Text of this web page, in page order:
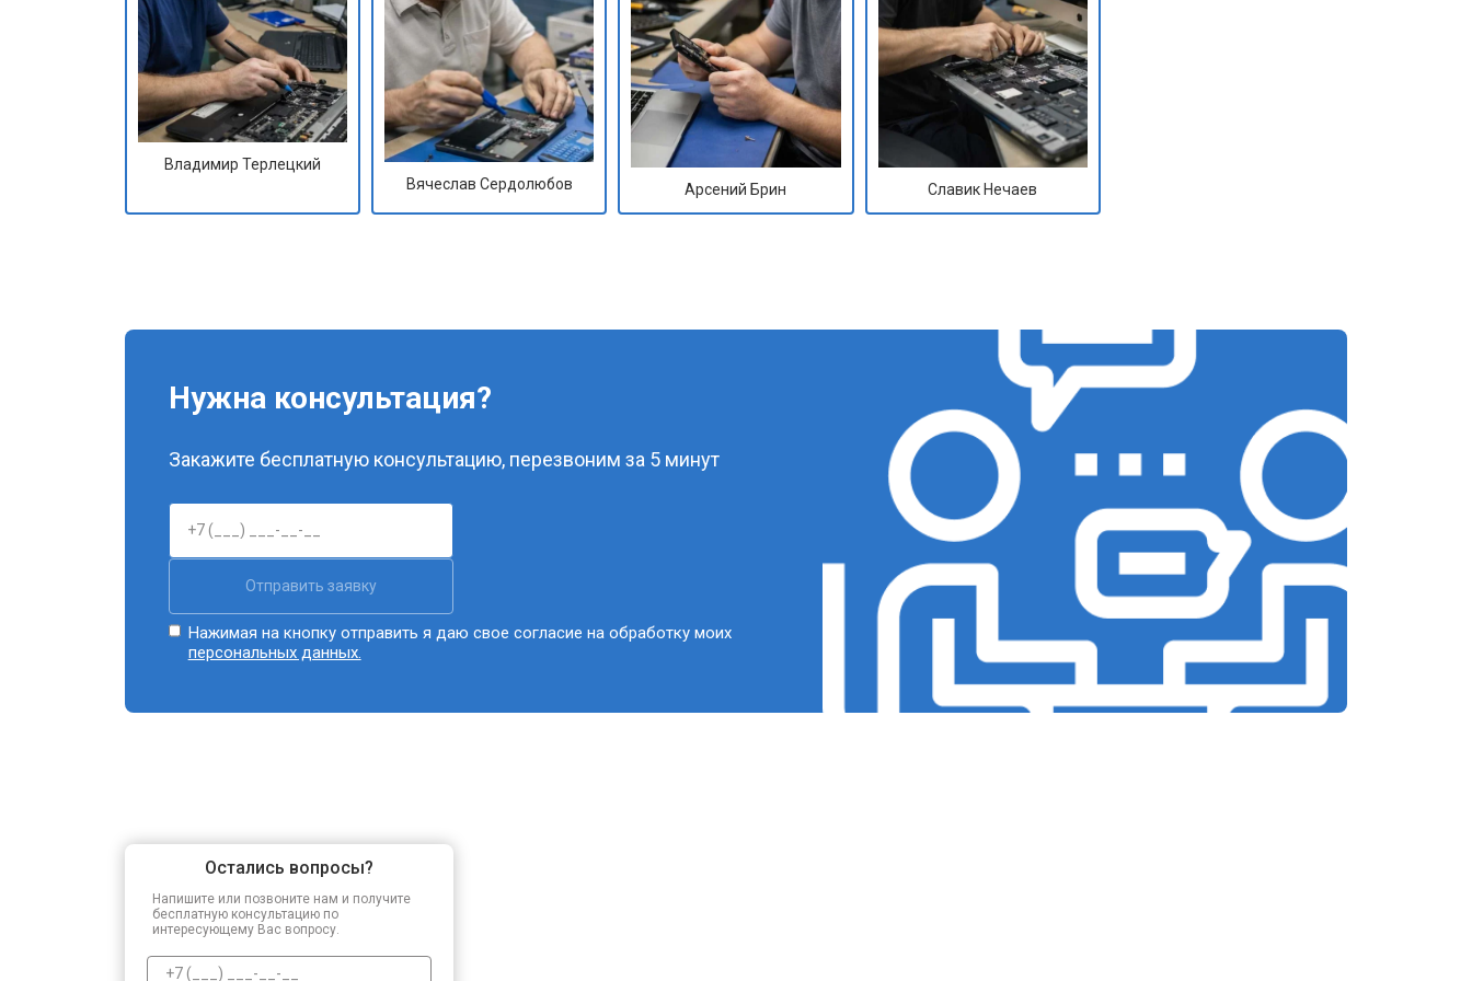
Владимир Терлецкий
Вячеслав Сердолюбов
Арсений Брин Славик Нечаев
Нужна консультация?
Закажите бесплатную консультацию, перезвоним за 5 минут
Отправить заявку
Нажимая на кнопку отправить я даю свое согласие на обработку моих
персональных данных.
Остались вопросы?
Напишите или позвоните нам и получите
бесплатную консультацию по
интересующему Вас вопросу.